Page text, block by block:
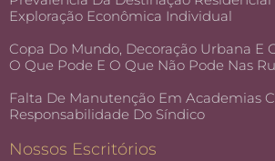
Exploração Econômica Individual
Copa Do Mundo, Decoração Urbana E
O Que Pode E O Que Não Pode Nas
Falta De Manutenção Em Academias
Responsabilidade Do Síndico
Nossos Escritórios